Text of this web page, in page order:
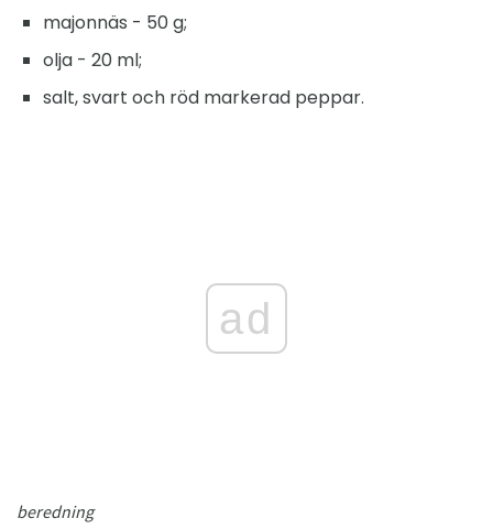
majonnäs - 50 g;
olja - 20 ml;
salt, svart och röd markerad peppar.
ad
beredning